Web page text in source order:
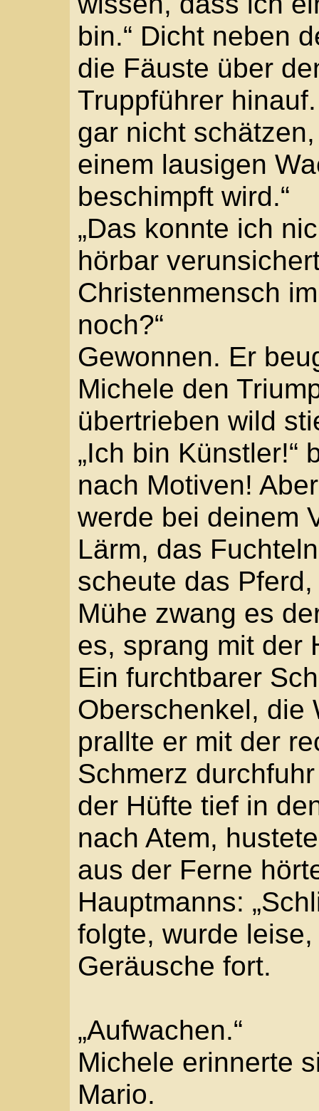
„Aufwachen.“
Michele erinnerte
Mario.
„Wach auf. Bitte, so
Er öffnete die Lider.
mehr ein Keuchen.
Mario strich ihm das
anderen Hand
„Vor dem Ghetto.“
„Und die Kerle?“
„Fort. Sie haben dich
„Ist besser so.“
aufzurichten, schrie
zurück. „Allein schaff
Behutsam half ihm
er sitzen konnte.
Der Hosenstoff war
die Stelle. „Die Haut
wenig. Aber viel
müssen sie
Schmerzen?“
„Da nicht so sehr.“
atmen. „Ich glaub,
Noch ein Stöhnen,
Schmerz hinweg.
„Ich bringe dich zu
Mit dem linken Arm
Freund. Schon nach
er. „Nicht zu dir. Die
nicht. Wir gehen zur
liegt nicht so hoch.“
Heiß war ihm.
Längst war das Bett
Seit drei Nächten,
danach auf dem
zu dürfen. Doch